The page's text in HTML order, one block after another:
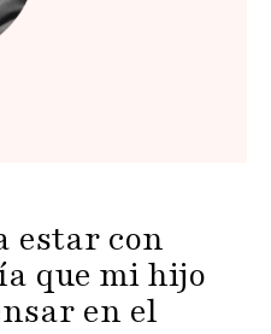
estar con
que mi hijo
en el